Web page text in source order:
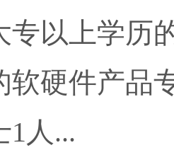
专以上学历
软硬件产品
1人...